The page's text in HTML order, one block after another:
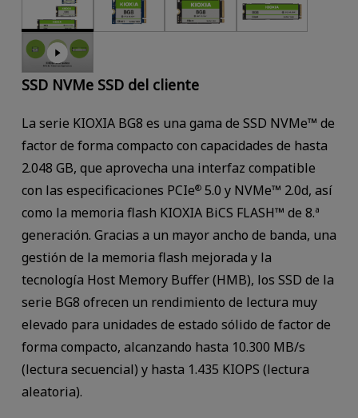
SSD NVMe SSD del cliente
La serie KIOXIA BG8 es una gama de SSD NVMe™ de
factor de forma compacto con capacidades de hasta
2.048 GB, que aprovecha una interfaz compatible
con las especificaciones PCIe®5.0 y NVMe™ 2.0d, así
como la memoria flash KIOXIA BiCS FLASH™ de 8.ª
generación. Gracias a un mayor ancho de banda, una
gestión de la memoria flash mejorada y la
tecnología Host Memory Buffer (HMB), los SSD de la
serie BG8 ofrecen un rendimiento de lectura muy
elevado para unidades de estado sólido de factor de
forma compacto, alcanzando hasta 10.300 MB/s
(lectura secuencial) y hasta 1.435 KIOPS (lectura
aleatoria).